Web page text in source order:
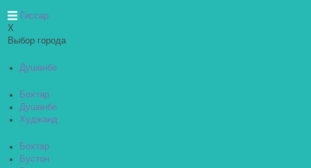
Гиссар
X
Выбор города
Душанбе
Бохтар
Душанбе
Худжанд
Бохтар
Бустон